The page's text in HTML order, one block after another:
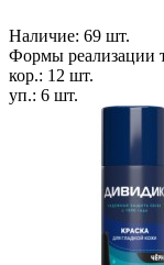
Наличие: 69 шт.
Формы реализации
кор.: 12 шт.
уп.: 6 шт.